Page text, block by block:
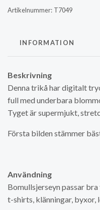
Artikelnummer: T7049
INFORMATION
Beskrivning
Denna trikå har digitalt
full med underbara
Tyget är supermjukt,
Första bilden stämmer
Användning
Bomullsjerseyn passar
t-shirts, klänningar, byxor,